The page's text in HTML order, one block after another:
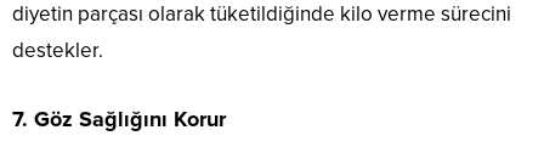
diyetin parçası olarak tüketildiğinde kilo verme sürecini
destekler.
7. Göz Sağlığını Korur